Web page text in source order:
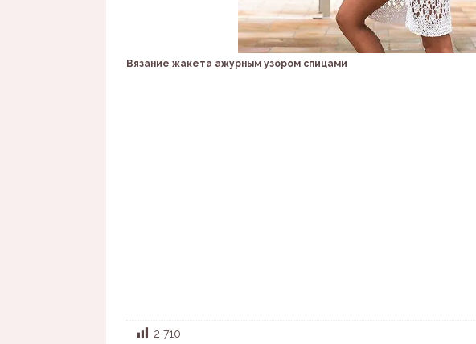
Вязание жакета ажурным узором спицами
2 710